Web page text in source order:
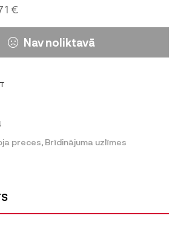
€
Nav noliktavā
preces, Brīdinājuma uzlīmes